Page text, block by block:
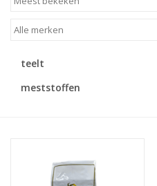
Meststoffen en
Bodemverbeteraars
Monitoring
teelt
meststoffen